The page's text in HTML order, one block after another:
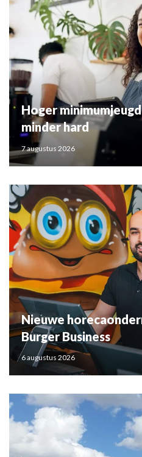
Hoger
minder hard
7 augustus 2026
Nieuwe
Burger Business
6 augustus 2026